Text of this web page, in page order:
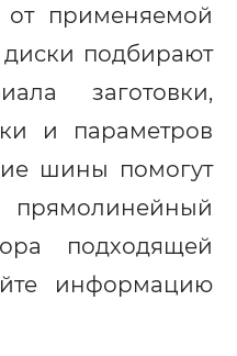
от применяемой
подбирают
заготовки,
и параметров
шины помогут
подходящей
информацию